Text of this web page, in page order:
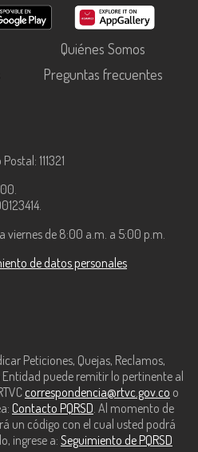
Quiénes Somos
Preguntas frecuentes
111321
viernes de 8:00 a.m. a 5:00 p.m.
de datos personales
Peticiones, Quejas, Reclamos,
puede remitir lo pertinente al
correspondencia@rtvc.gov.co o
Contacto PQRSD. Al momento de
un código con el cual usted podrá
ingrese a: Seguimiento de PQRSD